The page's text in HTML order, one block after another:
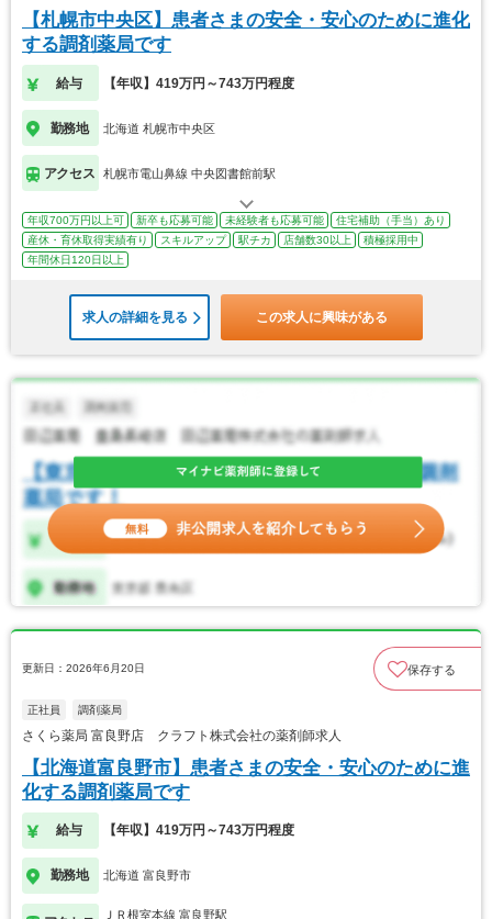
【札幌市中央区】患者さまの安全・安心のために進化
する調剤薬局です
給与 【年収】419万円～743万円程度
勤務地 北海道 札幌市中央区
アクセス 札幌市電山鼻線 中央図書館前駅
年収700万円以上可 新卒も応募可能 未経験者も応募可能
住宅補助（手当）あり
産休・育休取得実績有り
スキルアップ 駅チカ 店舗数30以上
積極採用中
年間休日120日以上
求人の詳細を見る この求人に興味がある
更新日：2026年6月20日 保存する
正社員 調剤薬局
さくら薬局 富良野店 クラフト株式会社の薬剤師求人
【北海道富良野市】患者さまの安全・安心のために進
化する調剤薬局です
給与 【年収】419万円～743万円程度
勤務地 北海道 富良野市
ＪＲ根室本線 富良野駅